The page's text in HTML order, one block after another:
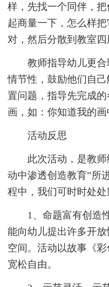
样，先找一个同伴，
起商量一下，怎么样
对，然后分散到教室四
教师指导幼儿更
情节性，鼓励他们自
置问题，指导先完成
画，如：你知道我的
活动反思
此次活动，是教
动中渗透创造教育”所
程中，我们可时时处处
1、命题富有创造
能向幼儿提出许多开
空间。活动以故事《
宽松自由。